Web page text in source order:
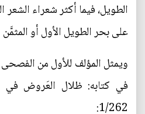
الطويل، فيما أكثر شعراء الشعر
على بحر الطويل الأول أو المثمَّن
ويمثل المؤلف للأول من الفصحى
في كتابه: ظلال العَروض في
1/262: